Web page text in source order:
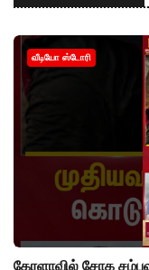
வீடியோ ஸ்டோரி